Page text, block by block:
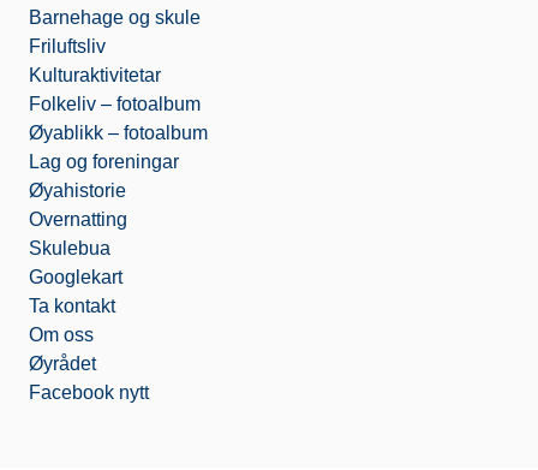
Barnehage og skule
Friluftsliv
Kulturaktivitetar
Folkeliv – fotoalbum
Øyablikk – fotoalbum
Lag og foreningar
Øyahistorie
Overnatting
Skulebua
Googlekart
Ta kontakt
Om oss
Øyrådet
Facebook nytt